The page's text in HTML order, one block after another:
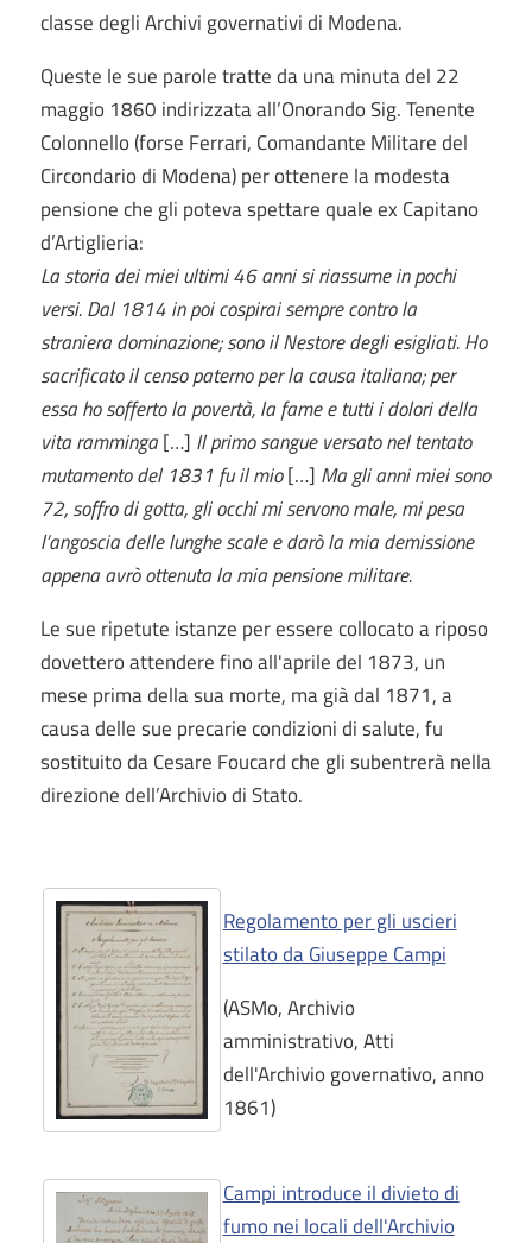
classe degli Archivi governativi di Modena.
Queste le sue parole tratte da una minuta del 22
maggio 1860 indirizzata all’Onorando Sig. Tenente
Colonnello (forse Ferrari, Comandante Militare del
Circondario di Modena) per ottenere la modesta
pensione che gli poteva spettare quale ex Capitano
d’Artiglieria:
La storia dei miei ultimi 46 anni si riassume in pochi
versi. Dal 1814 in poi cospirai sempre contro la
straniera dominazione; sono il Nestore degli esigliati. Ho
sacrificato il censo paterno per la causa italiana; per
essa ho sofferto la povertà, la fame e tutti i dolori della
vita ramminga[…] Il primo sangue versato nel tentato
mutamento del 1831 fu il mio[…] Ma gli anni miei sono
72, soffro di gotta, gli occhi mi servono male, mi pesa
l’angoscia delle lunghe scale e darò la mia demissione
appena avrò ottenuta la mia pensione militare.
Le sue ripetute istanze per essere collocato a riposo
dovettero attendere fino all'aprile del 1873, un
mese prima della sua morte, ma già dal 1871, a
causa delle sue precarie condizioni di salute, fu
sostituito da Cesare Foucard che gli subentrerà nella
direzione dell’Archivio di Stato.
Regolamento per gli uscieri
stilato da Giuseppe Campi
(ASMo, Archivio
amministrativo, Atti
dell'Archivio governativo, anno
1861)
Campi introduce il divieto di
fumo nei locali dell'Archivio